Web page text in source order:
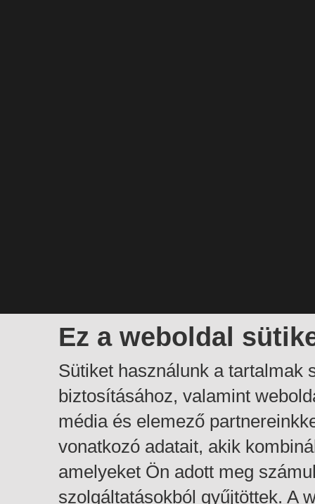
Ez a weboldal
Sütiket használunk a tartalmak
biztosításához, valamint
média és elemező
vonatkozó adatait, akik
amelyeket Ön adott meg
szolgáltatásokból gyűjtöttek. A